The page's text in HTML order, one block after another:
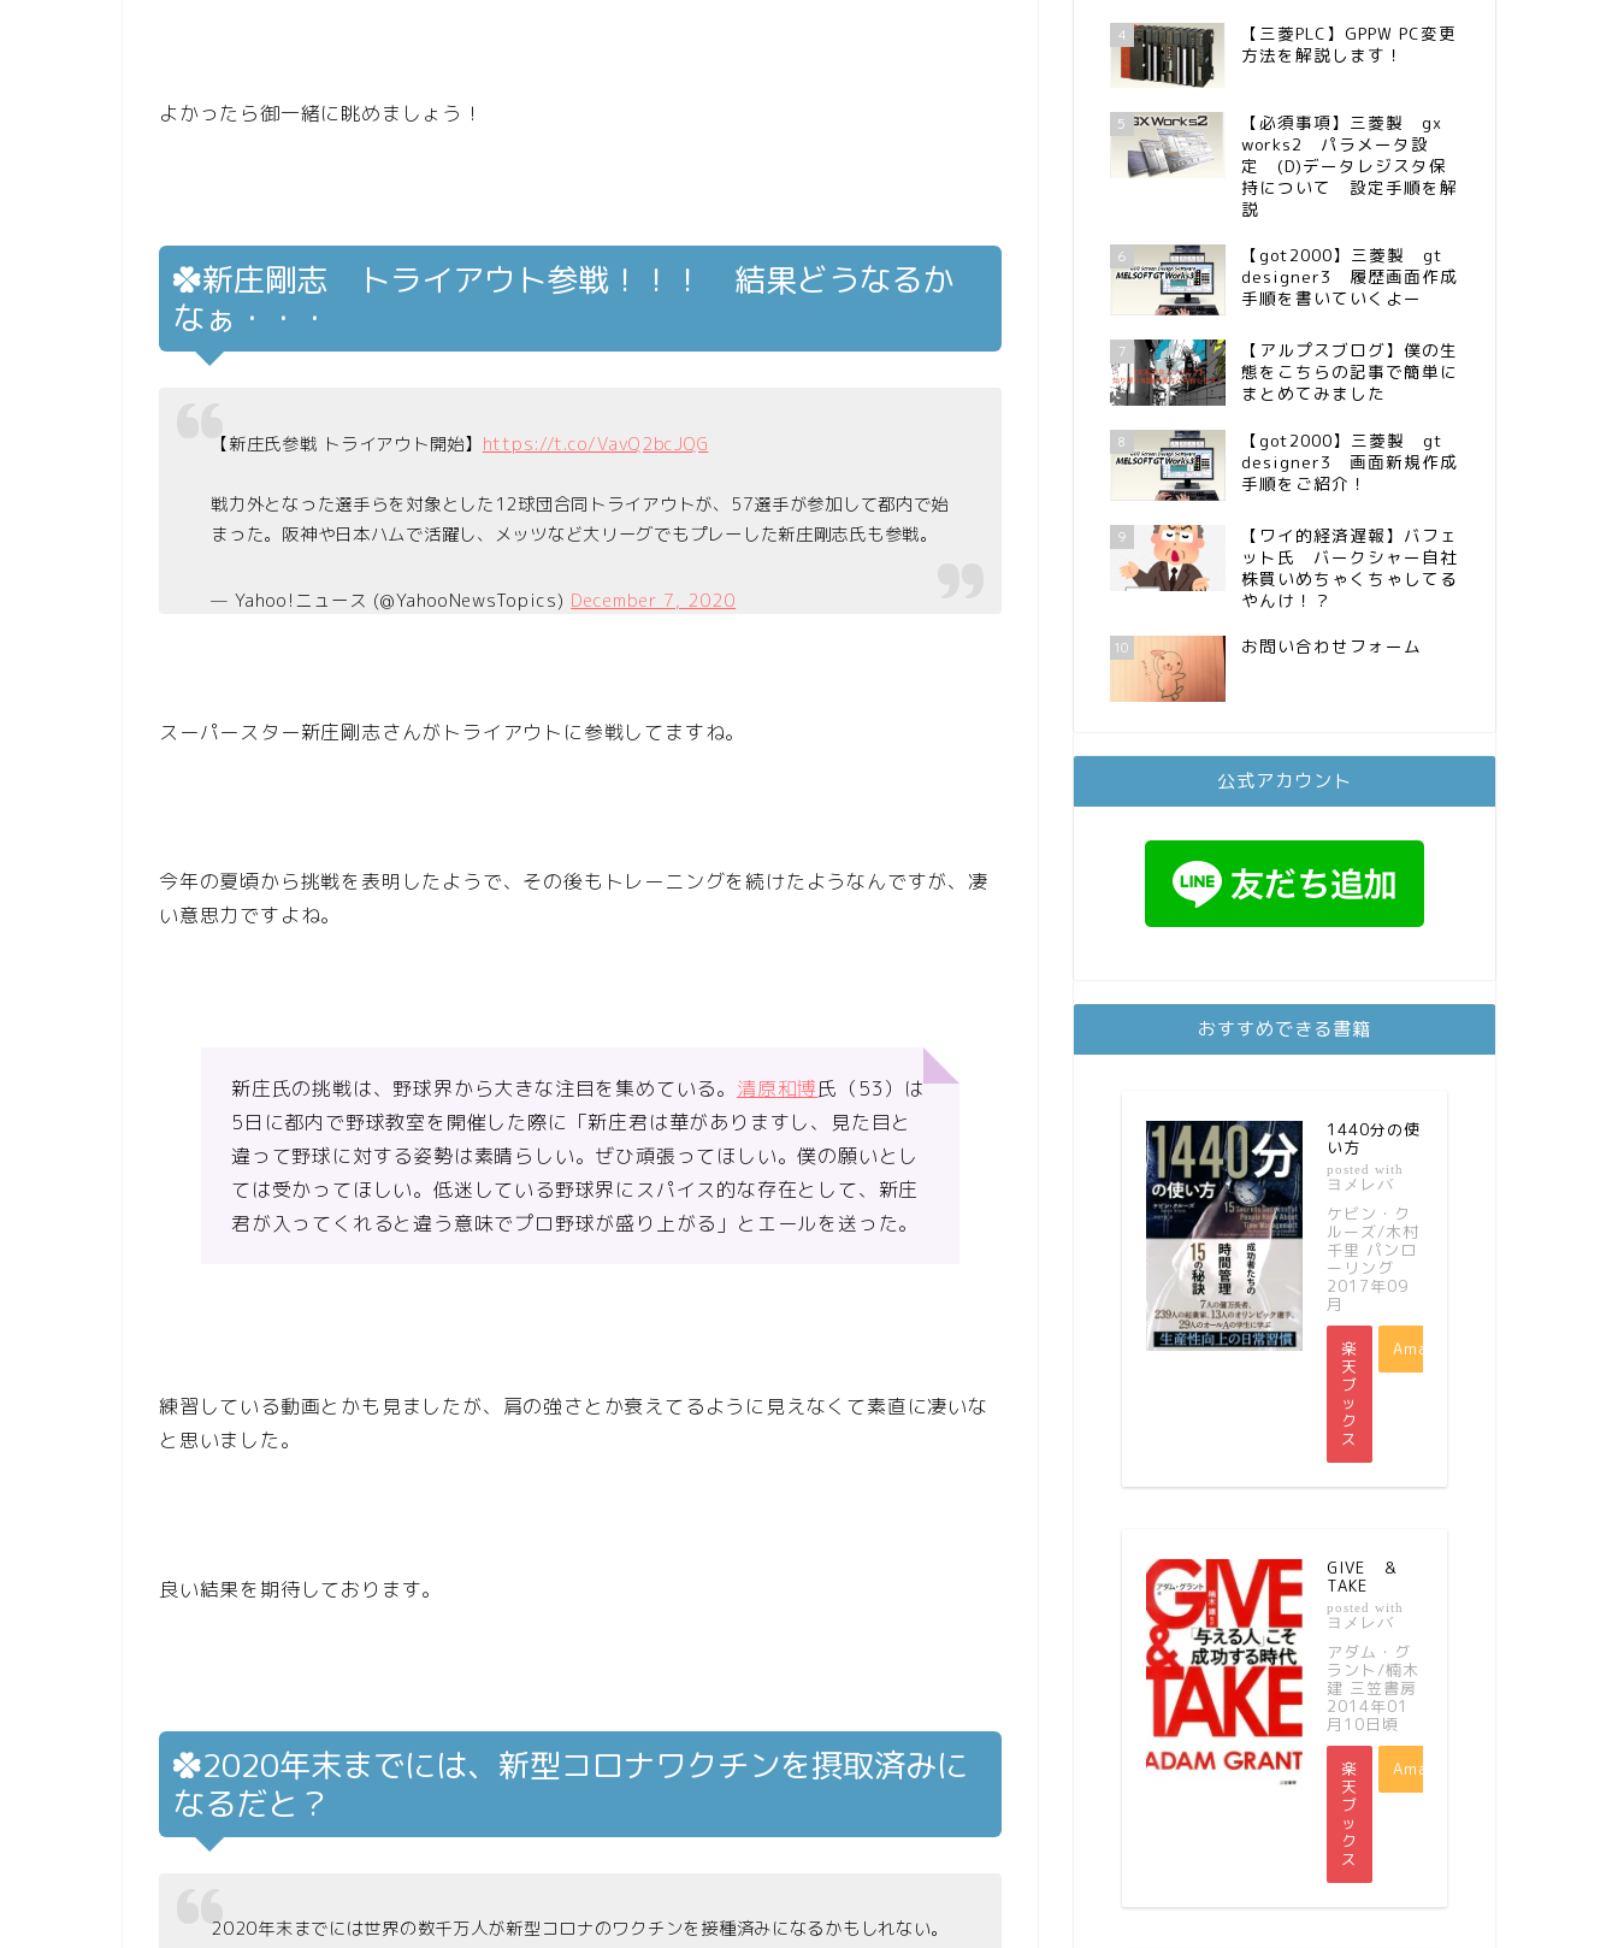
よかったら御一緒に眺めましょう！
新庄剛志 トライアウト参戦！！！ 結果どうなるか
なぁ・・・
【新庄氏参戦 トライアウト開始】 https://t.co/VavQ2bcJQG
戦力外となった選手らを対象とした12球団合同トライアウトが、57選手が参加して都内で始
まった。阪神や日本ハムで活躍し、メッツなど大リーグでもプレーした新庄剛志氏も参戦。
— Yahoo!ニュース (@YahooNewsTopics) December 7, 2020
スーパースター新庄剛志さんがトライアウトに参戦してますね。
今年の夏頃から挑戦を表明したようで、その後もトレーニングを続けたようなんですが、凄
い意思力ですよね。
新庄氏の挑戦は、野球界から大きな注目を集めている。 清原和博氏（53）は
5日に都内で野球教室を開催した際に「新庄君は華がありますし、見た目と
違って野球に対する姿勢は素晴らしい。ぜひ頑張ってほしい。僕の願いとし
ては受かってほしい。低迷している野球界にスパイス的な存在として、新庄
君が入ってくれると違う意味でプロ野球が盛り上がる」とエールを送った。
練習している動画とかも見ましたが、肩の強さとか衰えてるように見えなくて素直に凄いな
と思いました。
良い結果を期待しております。
2020年末までには、新型コロナワクチンを摂取済みに
なるだと？
2020年末までには世界の数千万人が新型コロナのワクチンを接種済みになるかもしれない。
4
【三菱PLC】GPPW PC変更
方法を解説します！
5
【必須事項】三菱製 gx
works2 パラメータ設
定 (D)データレジスタ保
持について 設定手順を解
説
6
【got2000】三菱製 gt
designer3 履歴画面作成
手順を書いていくよー
7
【アルプスブログ】僕の生
態をこちらの記事で簡単に
まとめてみました
8
【got2000】三菱製 gt
designer3 画面新規作成
手順をご紹介！
9
【ワイ的経済遅報】バフェ
ット氏 バークシャー自社
株買いめちゃくちゃしてる
やんけ！？
10 お問い合わせフォーム
公式アカウント
おすすめできる書籍
1440分の使
い方
posted with
ヨメレバ
ケビン・ク
ルーズ/木村
千里 パンロ
ーリング
2017年09
月
楽
天
ブ
ッ
ク
ス
Amazon
GIVE ＆
TAKE
posted with
ヨメレバ
アダム・グ
ラント/楠木
建 三笠書房
2014年01
月10日頃
楽
天
ブ
ッ
ク
ス
Amazon